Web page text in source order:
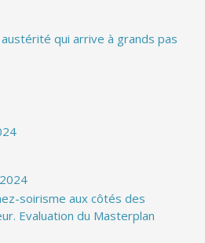
qui arrive à grands pas
soirisme aux côtés des
Evaluation du Masterplan